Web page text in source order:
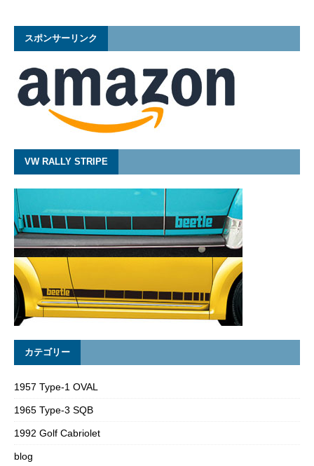
スポンサーリンク
VW RALLY STRIPE
カテゴリー
1957 Type-1 OVAL
1965 Type-3 SQB
1992 Golf Cabriolet
blog